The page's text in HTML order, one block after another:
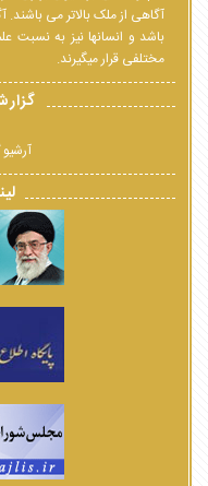
آگاهی از ملک بالاتر می
باشد و انسانها نیز به نسبت
مختلفی قرار میگیرند.